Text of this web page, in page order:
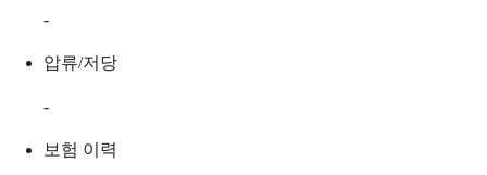
-
압류/저당
-
보험 이력